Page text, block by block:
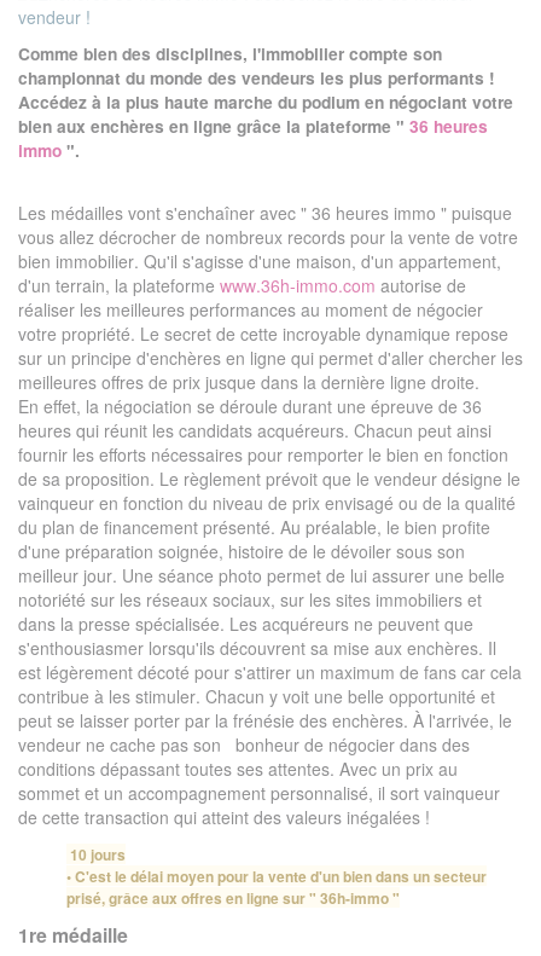
Comme bien des disciplines, l'immobilier compte son
championnat du monde des vendeurs les plus performants !
Accédez à la plus haute marche du podium en négociant votre
bien aux enchères en ligne grâce la plateforme " 36 heures
immo ".
Les médailles vont s'enchaîner avec " 36 heures immo " puisque
vous allez décrocher de nombreux records pour la vente de votre
bien immobilier. Qu'il s'agisse d'une maison, d'un appartement,
d'un terrain, la plateforme www.36h-immo.com autorise de
réaliser les meilleures performances au moment de négocier
votre propriété. Le secret de cette incroyable dynamique repose
sur un principe d'enchères en ligne qui permet d'aller chercher les
meilleures offres de prix jusque dans la dernière ligne droite.
En effet, la négociation se déroule durant une épreuve de 36
heures qui réunit les candidats acquéreurs. Chacun peut ainsi
fournir les efforts nécessaires pour remporter le bien en fonction
de sa proposition. Le règlement prévoit que le vendeur désigne le
vainqueur en fonction du niveau de prix envisagé ou de la qualité
du plan de financement présenté. Au préalable, le bien profite
d'une préparation soignée, histoire de le dévoiler sous son
meilleur jour. Une séance photo permet de lui assurer une belle
notoriété sur les réseaux sociaux, sur les sites immobiliers et
dans la presse spécialisée. Les acquéreurs ne peuvent que
s'enthousiasmer lorsqu'ils découvrent sa mise aux enchères. Il
est légèrement décoté pour s'attirer un maximum de fans car cela
contribue à les stimuler. Chacun y voit une belle opportunité et
peut se laisser porter par la frénésie des enchères. À l'arrivée, le
vendeur ne cache pas son bonheur de négocier dans des
conditions dépassant toutes ses attentes. Avec un prix au
sommet et un accompagnement personnalisé, il sort vainqueur
de cette transaction qui atteint des valeurs inégalées !
10 jours
• C'est le délai moyen pour la vente d'un bien dans un secteur
prisé, grâce aux offres en ligne sur " 36h-immo "
1re médaille